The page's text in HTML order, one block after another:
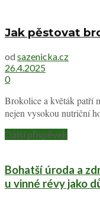
Jak pěstovat
od sazenicka.cz
26.4.2025
0
Brokolice a květák patří
nejen vysokou nutriční
Další příspěvek
Bohatší úroda a
u vinné révy jako